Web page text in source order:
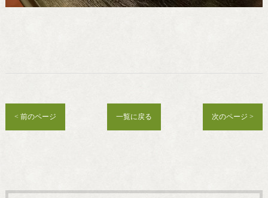
< 前のページ 一覧に戻る 次のページ >